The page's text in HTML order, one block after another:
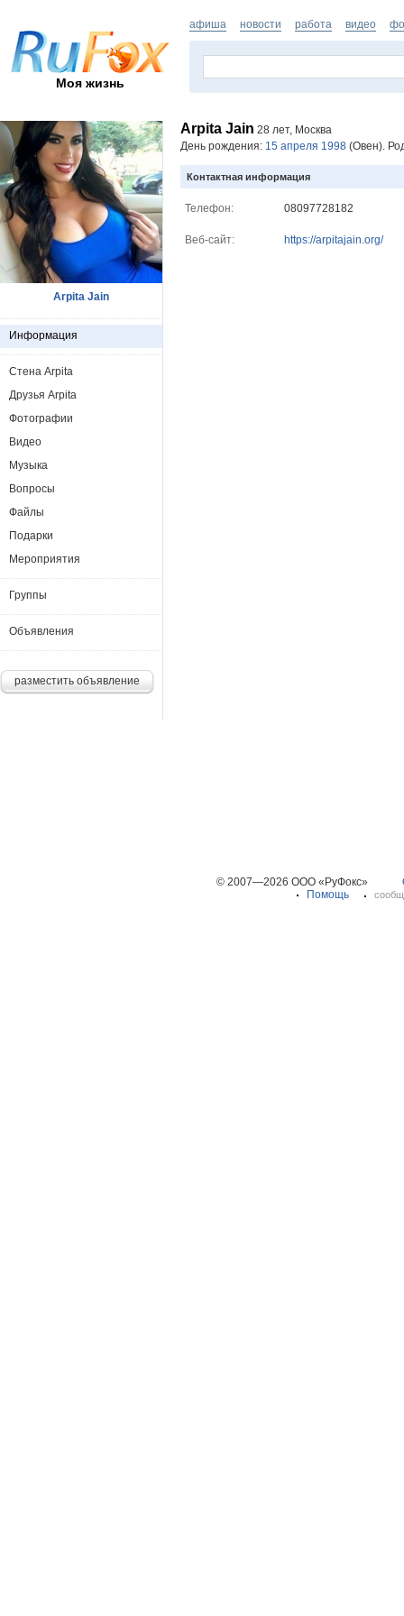
Моя жизнь
афиша новости работа видео
Arpita Jain 28 лет, Москва
День рождения: 15 апреля 1998 (Овен).
Контактная информация
Телефон: 08097728182
Веб-сайт: https://arpitajain.org/
Arpita Jain
Информация
Стена Arpita
Друзья Arpita
Фотографии
Видео
Музыка
Вопросы
Файлы
Подарки
Мероприятия
Группы
Объявления
разместить объявление
© 2007—2026 ООО «РуФокс»
Помощь